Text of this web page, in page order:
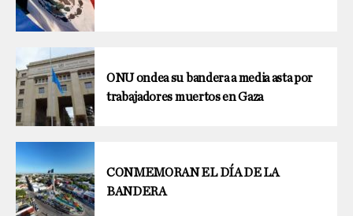
ONU ondea su bandera a media asta por
trabajadores muertos en Gaza
CONMEMORAN EL DÍA DE LA
BANDERA